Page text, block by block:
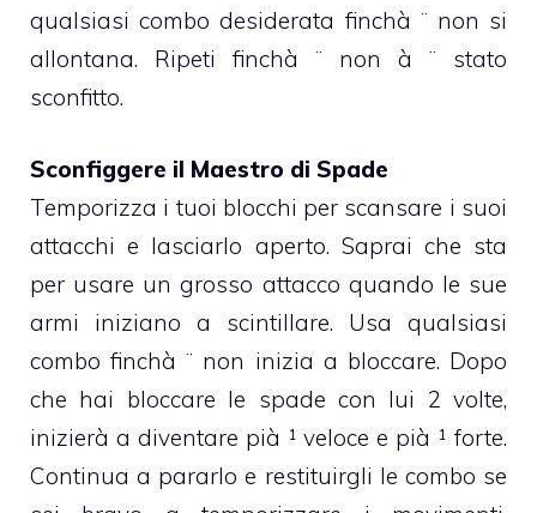
qualsiasi combo desiderata finchà ¨ non si
allontana. Ripeti finchà ¨ non à ¨ stato
sconfitto.
Sconfiggere il Maestro di Spade
Temporizza i tuoi blocchi per scansare i suoi
attacchi e lasciarlo aperto. Saprai che sta
per usare un grosso attacco quando le sue
armi iniziano a scintillare. Usa qualsiasi
combo finchà ¨ non inizia a bloccare. Dopo
che hai bloccare le spade con lui 2 volte,
inizierà a diventare pià ¹ veloce e pià ¹ forte.
Continua a pararlo e restituirgli le combo se